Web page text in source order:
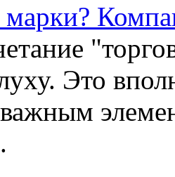
марки?
Это
важным